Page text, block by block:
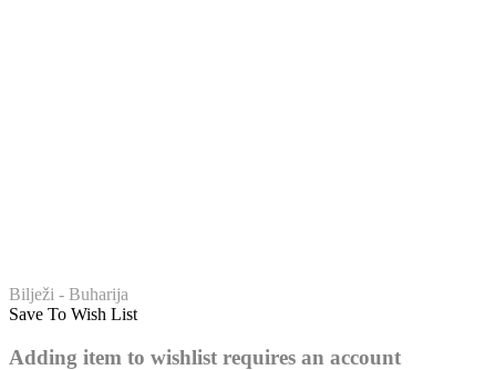
Buharija – broj hadisa: 101
Bilježi - Buharija
Save To Wish List
Adding item to wishlist requires an account